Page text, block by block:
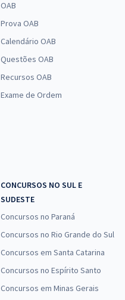
OAB
Prova OAB
Calendário OAB
Questões OAB
Recursos OAB
Exame de Ordem
CONCURSOS NO SUL E
SUDESTE
Concursos no Paraná
Concursos no Rio Grande do Sul
Concursos em Santa Catarina
Concursos no Espírito Santo
Concursos em Minas Gerais